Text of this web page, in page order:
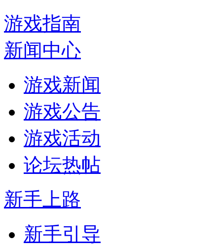
游戏指南
新闻中心
游戏新闻
游戏公告
游戏活动
论坛热帖
新手上路
新手引导